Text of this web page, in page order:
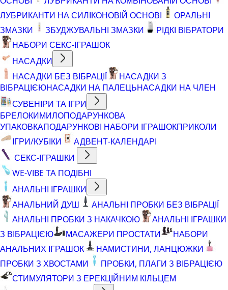
ЛУБРИКАНТИ НА СИЛІКОНОВІЙ ОСНОВІ
ОРАЛЬНІ
ЗМАЗКИ
ЗБУДЖУВАЛЬНІ ЗМАЗКИ
РІДКІ ВІБРАТОРИ
НАБОРИ СЕКС-ІГРАШОК
НАСАДКИ
НАСАДКИ БЕЗ ВІБРАЦІЇ
НАСАДКИ З
ВІБРАЦІЄЮНАСАДКИ НА ПАЛЕЦЬНАСАДКИ НА ЧЛЕН
СУВЕНІРИ ТА ІГРИ
БРЕЛОКИМИЛОПОДАРУНКОВА
УПАКОВКАПОДАРУНКОВІ НАБОРИ ІГРАШОКПРИКОЛИ
ІГРИ/КУБІКИ
АДВЕНТ-КАЛЕНДАРІ
СЕКС-ІГРАШКИ
WE-VIBE ТА ПОДІБНІ
АНАЛЬНІ ІГРАШКИ
АНАЛЬНИЙ ДУШ
АНАЛЬНІ ПРОБКИ БЕЗ ВІБРАЦІЇ
АНАЛЬНІ ПРОБКИ З НАКАЧКОЮ
АНАЛЬНІ ІГРАШКИ
З ВІБРАЦІЄЮ
МАСАЖЕРИ ПРОСТАТИ
НАБОРИ
АНАЛЬНИХ ІГРАШОК
НАМИСТИНИ, ЛАНЦЮЖКИ
ПРОБКИ З ХВОСТАМИ
ПРОБКИ, ПЛАГИ З ВІБРАЦІЄЮ
СТИМУЛЯТОРИ З ЕРЕКЦІЙНИМ КІЛЬЦЕМ